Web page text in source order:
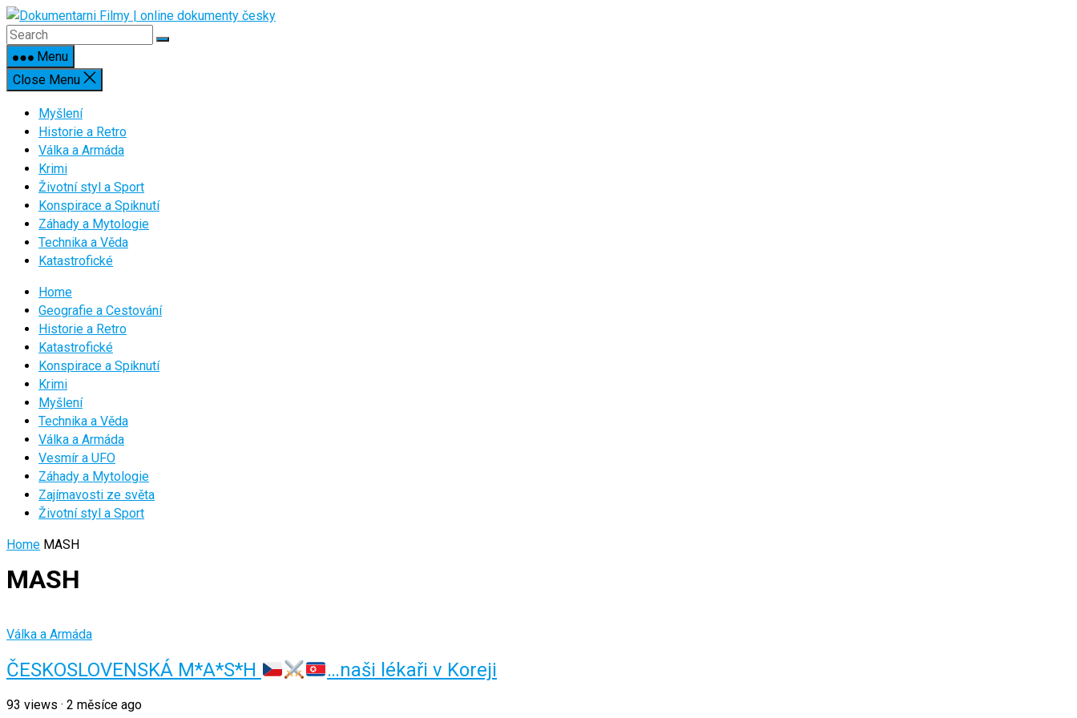
Skip
to
contentMenu
Close Menu
Myšlení
Historie a Retro
Válka a Armáda
Krimi
Životní styl a Sport
Konspirace a Spiknutí
Záhady a Mytologie
Technika a Věda
Katastrofické
Home
Geografie a Cestování
Historie a Retro
Katastrofické
Konspirace a Spiknutí
Krimi
Myšlení
Technika a Věda
Válka a Armáda
Vesmír a UFO
Záhady a Mytologie
Zajímavosti ze světa
Životní styl a Sport
Home MASH
MASH
Válka a Armáda
ČESKOSLOVENSKÁ M*A*S*H …naši lékaři v Koreji
93 views · 2 měsíce ago